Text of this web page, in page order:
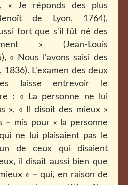
« Je réponds des plus
de Lyon, 1764),
fort que s'il fût né des
» (Jean-Louis
« Nous l'avons saisi des
1836). L'examen des deux
laisse entrevoir le
: « La personne ne lui
», « Il disoit des mieux »
− mis pour « la personne
ne lui plaisaient pas le
de ceux qui disaient
il disait aussi bien que
» − qui, en raison de